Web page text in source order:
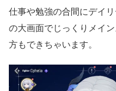
仕事や勉強の合間にデイ
の大画面でじっくりメイ
方もできちゃいます。